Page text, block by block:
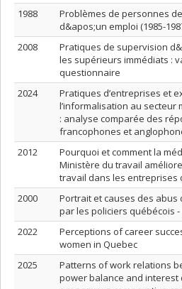
1988
Problèmes de personnes
d&apos;un emploi (1985-
2008
Pratiques de supervision
les supérieurs immédiats :
questionnaire
2024
Pratiques d’entreprises et
l’informalisation au
: analyse comparée des
francophones et
2012
Pourquoi et comment la
Ministère du travail
travail dans les entreprises
2000
Portrait et causes des abus
par les policiers québécois
2022
Perceptions of career
women in Quebec
2025
Patterns of work relations
power balance and interest